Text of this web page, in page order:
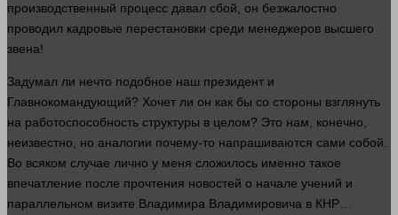
производственный процесс давал сбой, он безжалостно
проводил кадровые перестановки среди менеджеров высшего
звена!
Задумал ли нечто подобное наш президент и
Главнокомандующий? Хочет ли он как бы со стороны взглянуть
на работоспособность структуры в целом? Это нам, конечно,
неизвестно, но аналогии почему-то напрашиваются сами собой.
Во всяком случае лично у меня сложилось именно такое
впечатление после прочтения новостей о начале учений и
параллельном визите Владимира Владимировича в КНР…